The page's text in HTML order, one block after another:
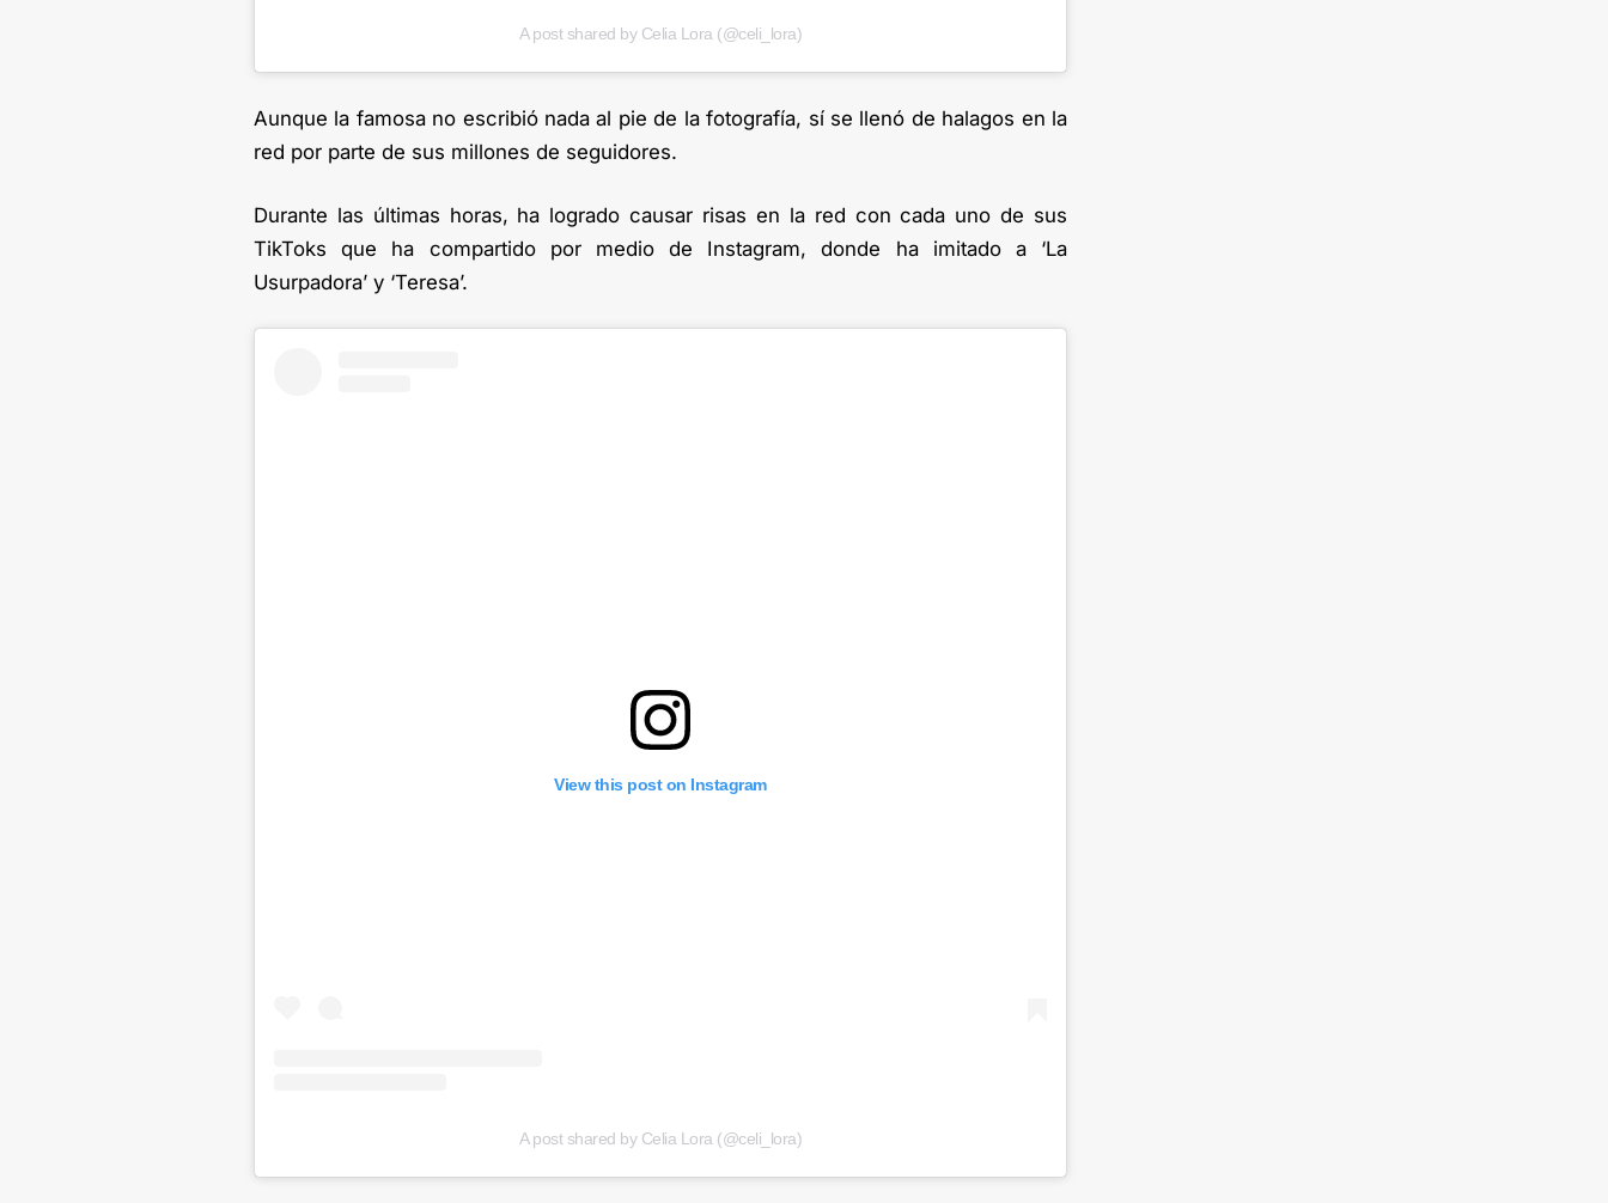
A post shared by Celia Lora (@celi_lora)
Aunque la famosa no escribió nada al pie de la fotografía, sí se llenó de halagos en la
red por parte de sus millones de seguidores.
Durante las últimas horas, ha logrado causar risas en la red con cada uno de sus
TikToks que ha compartido por medio de Instagram, donde ha imitado a ‘La
Usurpadora’ y ‘Teresa’.
View this post on Instagram
A post shared by Celia Lora (@celi_lora)